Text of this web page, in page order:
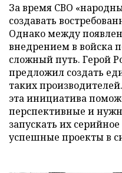
За время СВО
создавать
Однако между
внедрением в войска
сложный путь. Герой
предложил создать
таких
эта инициатива
перспективные и
запускать их
успешные проекты в